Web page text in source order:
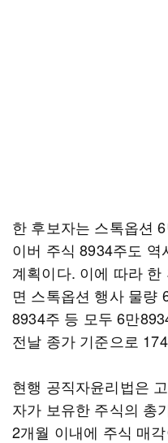
한 후보자는 스톡옵션
이버 주식 8934주도
계획이다. 이에 따라
면 스톡옵션 행사 물량
8934주 등 모두 6만
전날 종가 기준으로
현행 공직자윤리법은
자가 보유한 주식의 총
2개월 이내에 주식 매